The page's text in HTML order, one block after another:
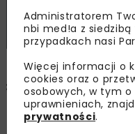
Administratorem
nbi med!a z siedzibą
przypadkach nasi
Więcej informacji o
cookies oraz o
osobowych, w tym o
uprawnieniach,
prywatności.